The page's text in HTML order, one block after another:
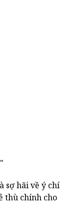
sợ hãi về ý chí
thù chính cho